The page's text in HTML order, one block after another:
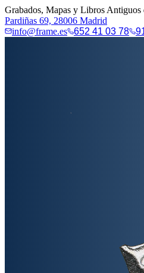
Grabados, Mapas y Libros Antiguos
Pardiñas 69, 28006 Madrid
info@frame.es
652 41 03 78